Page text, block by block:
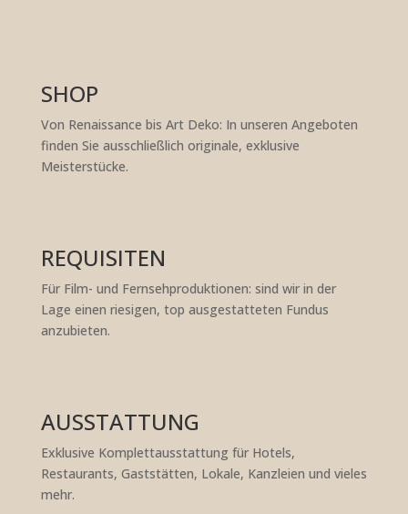
SHOP
Von Renaissance bis Art Deko: In unseren Angeboten
finden Sie ausschließlich originale, exklusive
Meisterstücke.
REQUISITEN
Für Film- und Fernsehproduktionen: sind wir in der
Lage einen riesigen, top ausgestatteten Fundus
anzubieten.
AUSSTATTUNG
Exklusive Komplettausstattung für Hotels,
Restaurants, Gaststätten, Lokale, Kanzleien und vieles
mehr.